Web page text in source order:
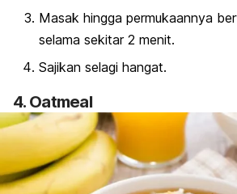
Masak hingga permukaannya
selama sekitar 2 menit.
Sajikan selagi hangat.
4. Oatmeal